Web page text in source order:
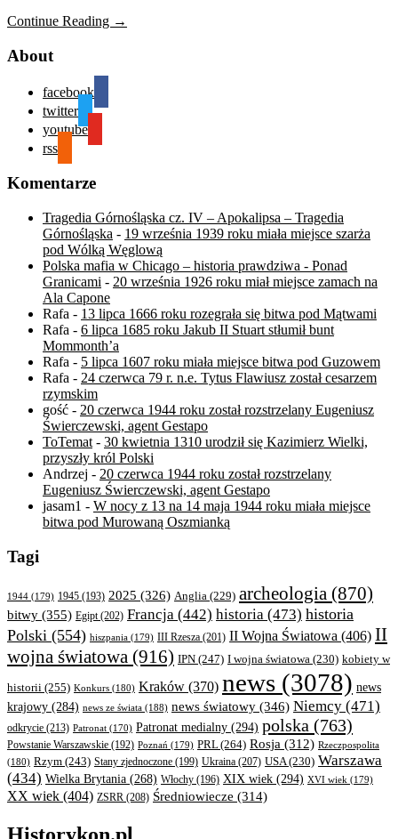
Continue Reading →
About
facebook
twitter
youtube
rss
Komentarze
Tragedia Górnośląska cz. IV – Apokalipsa – Tragedia
Górnośląska - 19 września 1939 roku miała miejsce szarża
pod Wólką Węglową
Polska mafia w Chicago – historia prawdziwa - Ponad
Granicami - 20 września 1926 roku miał miejsce zamach na
Ala Capone
Rafa - 13 lipca 1666 roku rozegrała się bitwa pod Mątwami
Rafa - 6 lipca 1685 roku Jakub II Stuart stłumił bunt
Mommonth’a
Rafa - 5 lipca 1607 roku miała miejsce bitwa pod Guzowem
Rafa - 24 czerwca 79 r. n.e. Tytus Flawiusz został cesarzem
rzymskim
gość - 20 czerwca 1944 roku został rozstrzelany Eugeniusz
Świerczewski, agent Gestapo
ToTemat - 30 kwietnia 1310 urodził się Kazimierz Wielki,
przyszły król Polski
Andrzej - 20 czerwca 1944 roku został rozstrzelany
Eugeniusz Świerczewski, agent Gestapo
jasam1 - W nocy z 13 na 14 maja 1944 roku miała miejsce
bitwa pod Murowaną Oszmianką
Tagi
1944 (179) 1945 (193) 2025 (326) Anglia (229) archeologia (870)
bitwy (355) Egipt(202) Francja (442) historia (473) historia
Polski (554) hiszpania (179) III Rzesza (201) II Wojna Światowa (406) II
wojna światowa (916) IPN (247) I wojna światowa (230) kobiety w
historii (255) Konkurs (180) Kraków (370) news (3078) news
krajowy (284) news ze świata (188) news światowy (346) Niemcy (471)
odkrycie (213) Patronat (170) Patronat medialny (294) polska (763)
Powstanie Warszawskie (192) Poznań (179) PRL(264) Rosja (312) Rzeczpospolita
(180) Rzym (243) Stany zjednoczone (199) Ukraina (207) USA(230) Warszawa
(434) Wielka Brytania (268) Włochy (196) XIX wiek (294) XVI wiek (179)
XX wiek (404) ZSRR (208) Średniowiecze (314)